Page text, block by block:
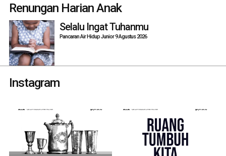
Renungan Harian Anak
Selalu Ingat Tuhanmu
Pancaran Air Hidup Junior 9 Agustus 2026
Instagram